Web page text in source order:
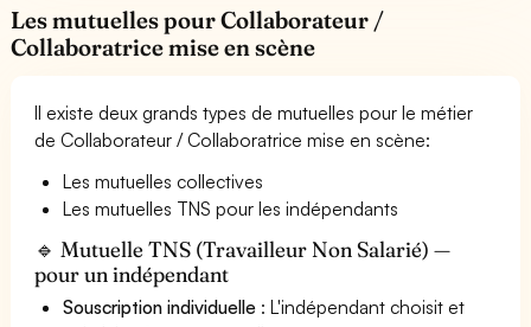
Les mutuelles pour Collaborateur /
Collaboratrice mise en scène
Il existe deux grands types de mutuelles pour le métier
de Collaborateur / Collaboratrice mise en scène:
Les mutuelles collectives
Les mutuelles TNS pour les indépendants
🔹 Mutuelle TNS (Travailleur Non Salarié) —
pour un indépendant
Souscription individuelle : L'indépendant choisit et